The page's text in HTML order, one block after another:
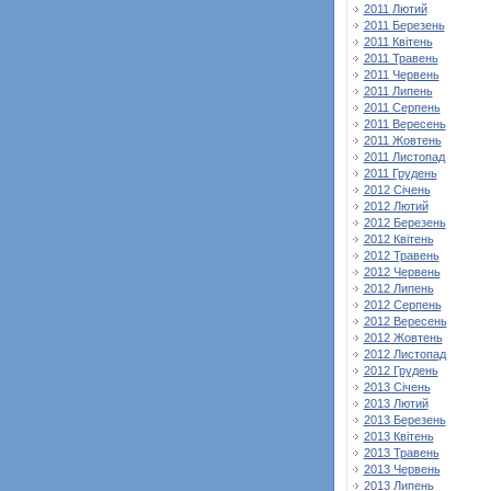
2011 Лютий
2011 Березень
2011 Квітень
2011 Травень
2011 Червень
2011 Липень
2011 Серпень
2011 Вересень
2011 Жовтень
2011 Листопад
2011 Грудень
2012 Січень
2012 Лютий
2012 Березень
2012 Квітень
2012 Травень
2012 Червень
2012 Липень
2012 Серпень
2012 Вересень
2012 Жовтень
2012 Листопад
2012 Грудень
2013 Січень
2013 Лютий
2013 Березень
2013 Квітень
2013 Травень
2013 Червень
2013 Липень